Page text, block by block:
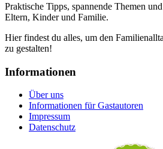
Praktische Tipps, spannende Themen
Eltern, Kinder und Familie.
Hier findest du alles, um den
zu gestalten!
Informationen
Über uns
Informationen für Gastautoren
Impressum
Datenschutz